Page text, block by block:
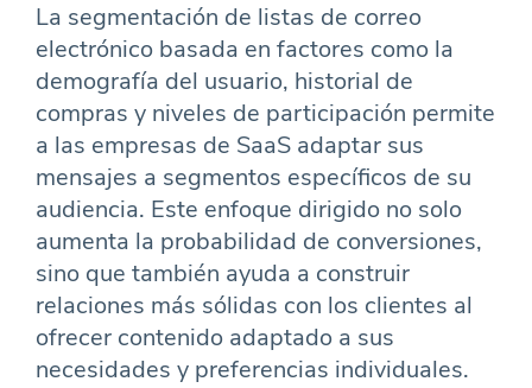
La segmentación de listas de correo
electrónico basada en factores como la
demografía del usuario, historial de
compras y niveles de participación permite
a las empresas de SaaS adaptar sus
mensajes a segmentos específicos de su
audiencia. Este enfoque dirigido no solo
aumenta la probabilidad de conversiones,
sino que también ayuda a construir
relaciones más sólidas con los clientes al
ofrecer contenido adaptado a sus
necesidades y preferencias individuales.